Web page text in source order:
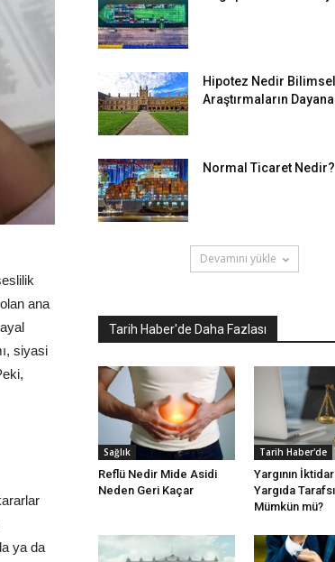
ana
siyasi
ya da
Hipotez Nedir Bilimsel
Araştırmaların
Normal Ticaret Nedir?
Devamını yükle
Tarih Haber'de Daha Fazlası
Sağlık
Reflü Nedir Mide Asidi
Neden Geri Kaçar
Tarih Haber'de
Yargının
Yargıda
Mümkün mü?